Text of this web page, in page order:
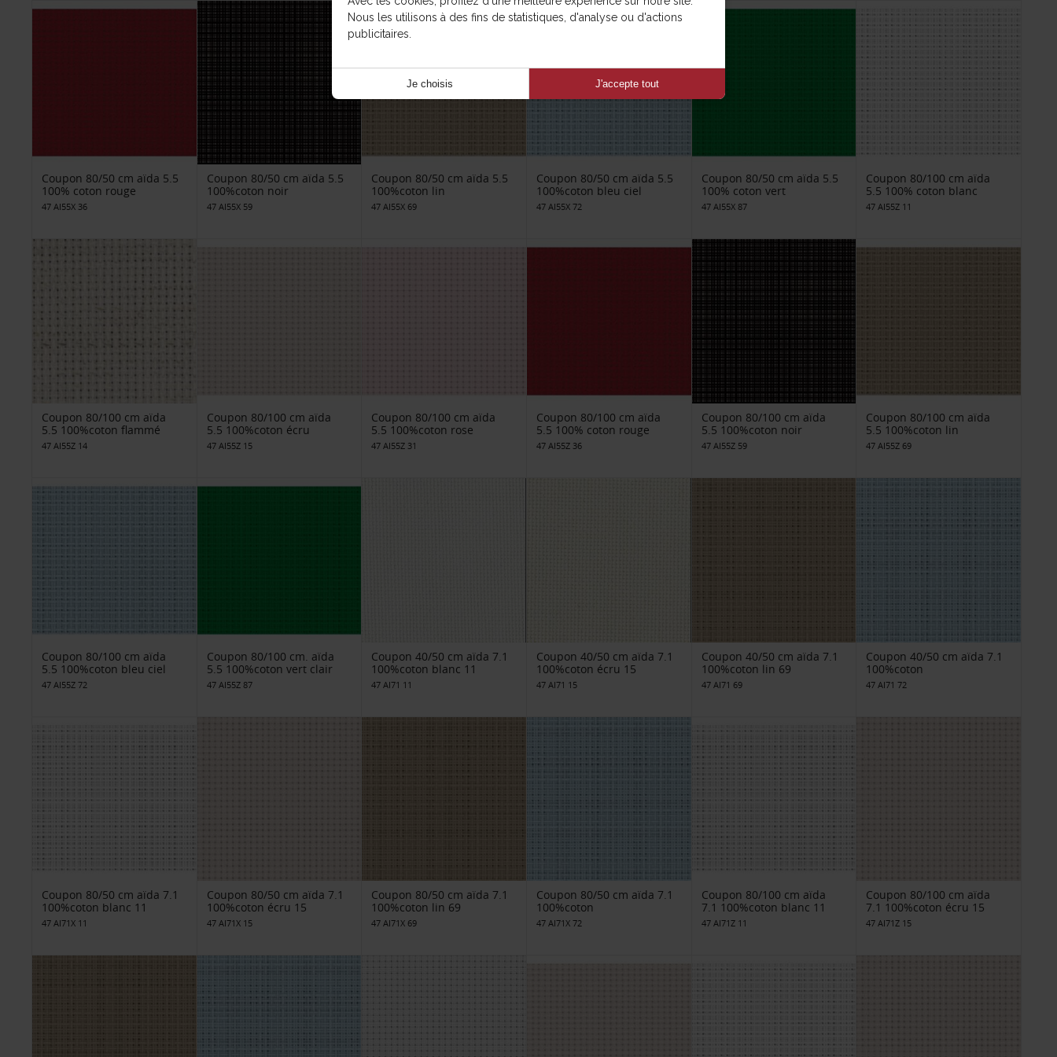
Coupon 80/50 cm aïda 5.5
100% coton rouge
47 AI55X 36
Coupon 80/50 cm aïda 5.5
100%coton noir
47 AI55X 59
Coupon 80/50 cm aïda 5.5
100%coton lin
47 AI55X 69
Coupon 80/50 cm aïda 5.5
100%coton bleu ciel
47 AI55X 72
Coupon 80/50 cm aïda 5.5
100% coton vert
47 AI55X 87
Coupon 80/100 cm aïda
5.5 100% coton blanc
47 AI55Z 11
Coupon 80/100 cm aïda
5.5 100%coton flammé
47 AI55Z 14
Coupon 80/100 cm aïda
5.5 100%coton écru
47 AI55Z 15
Coupon 80/100 cm aïda
5.5 100%coton rose
47 AI55Z 31
Coupon 80/100 cm aïda
5.5 100% coton rouge
47 AI55Z 36
Coupon 80/100 cm aïda
5.5 100%coton noir
47 AI55Z 59
Coupon 80/100 cm aïda
5.5 100%coton lin
47 AI55Z 69
Coupon 80/100 cm aïda
5.5 100%coton bleu ciel
47 AI55Z 72
Coupon 80/100 cm. aïda
5.5 100%coton vert clair
47 AI55Z 87
Coupon 40/50 cm aïda 7.1
100%coton blanc 11
47 AI71 11
Coupon 40/50 cm aïda 7.1
100%coton écru 15
47 AI71 15
Coupon 40/50 cm aïda 7.1
100%coton lin 69
47 AI71 69
Coupon 40/50 cm aïda 7.1
100%coton
47 AI71 72
Coupon 80/50 cm aïda 7.1
100%coton blanc 11
47 AI71X 11
Coupon 80/50 cm aïda 7.1
100%coton écru 15
47 AI71X 15
Coupon 80/50 cm aïda 7.1
100%coton lin 69
47 AI71X 69
Coupon 80/50 cm aïda 7.1
100%coton
47 AI71X 72
Coupon 80/100 cm aïda
7.1 100%coton blanc 11
47 AI71Z 11
Coupon 80/100 cm aïda
7.1 100%coton écru 15
47 AI71Z 15
Nous les utilisons à des fins de statistiques, d'analyse ou d'actions
publicitaires.
Je choisis J'accepte tout